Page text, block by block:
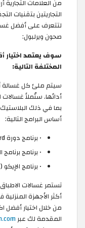
من العلامات التجارية
التجاريتين بتقنيات
لتتعرف على أفضل
صحون ويرلبول:
سوف يعتمد اختيار
المختلفة التالية:
سيتم ملئ كل غسالة
أدائها. ستُملأ غسالات
بما في ذلك
أساس البرامج التالية:
• برنامج دورة Standard
• برنامج
• برنامج
تستمر غسالات
أكثر الأجهزة المنزلية
من خلال اختيار أفضل
المقدمة لك عبر